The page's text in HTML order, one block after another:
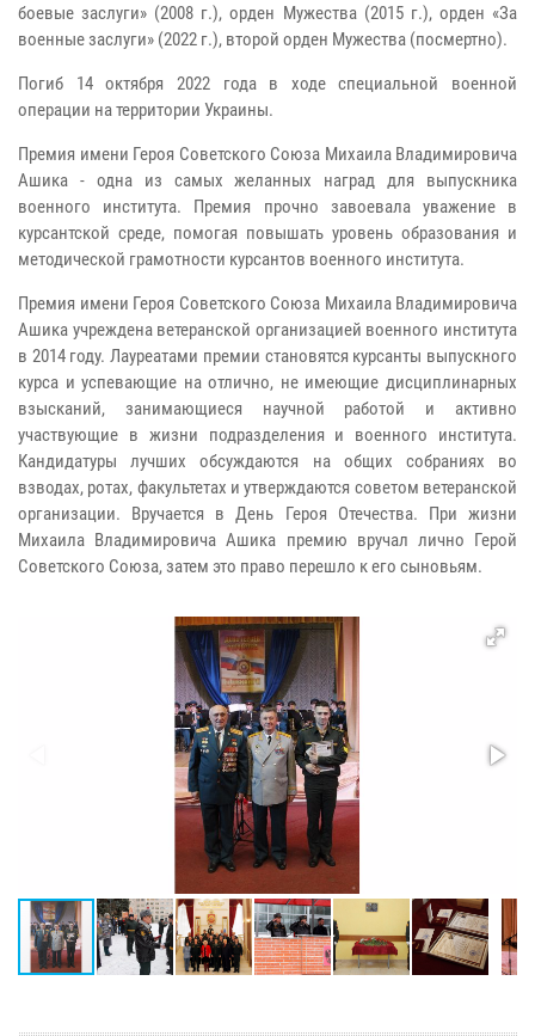
боевые заслуги» (2008 г.), орден Мужества (2015 г.), орден «За
военные заслуги» (2022 г.), второй орден Мужества (посмертно).
Погиб 14 октября 2022 года в ходе специальной военной
операции на территории Украины.
Премия имени Героя Советского Союза Михаила Владимировича
Ашика - одна из самых желанных наград для выпускника
военного института. Премия прочно завоевала уважение в
курсантской среде, помогая повышать уровень образования и
методической грамотности курсантов военного института.
Премия имени Героя Советского Союза Михаила Владимировича
Ашика учреждена ветеранской организацией военного института
в 2014 году. Лауреатами премии становятся курсанты выпускного
курса и успевающие на отлично, не имеющие дисциплинарных
взысканий, занимающиеся научной работой и активно
участвующие в жизни подразделения и военного института.
Кандидатуры лучших обсуждаются на общих собраниях во
взводах, ротах, факультетах и утверждаются советом ветеранской
организации. Вручается в День Героя Отечества. При жизни
Михаила Владимировича Ашика премию вручал лично Герой
Советского Союза, затем это право перешло к его сыновьям.